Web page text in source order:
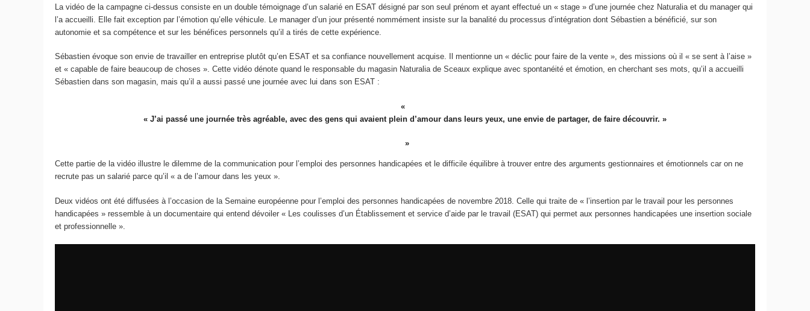
La vidéo de la campagne ci-dessus consiste en un double témoignage d’un salarié en ESAT désigné par son seul prénom et ayant effectué un « stage » d’une journée chez Naturalia et du manager qui
l’a accueilli. Elle fait exception par l’émotion qu’elle véhicule. Le manager d’un jour présenté nommément insiste sur la banalité du processus d’intégration dont Sébastien a bénéficié, sur son
autonomie et sa compétence et sur les bénéfices personnels qu’il a tirés de cette expérience.
Sébastien évoque son envie de travailler en entreprise plutôt qu’en ESAT et sa confiance nouvellement acquise. Il mentionne un « déclic pour faire de la vente », des missions où il « se sent à l’aise »
et « capable de faire beaucoup de choses ». Cette vidéo dénote quand le responsable du magasin Naturalia de Sceaux explique avec spontanéité et émotion, en cherchant ses mots, qu’il a accueilli
Sébastien dans son magasin, mais qu’il a aussi passé une journée avec lui dans son ESAT :
« J’ai passé une journée très agréable, avec des gens qui avaient plein d’amour dans leurs yeux, une envie de partager, de faire découvrir. »
Cette partie de la vidéo illustre le dilemme de la communication pour l’emploi des personnes handicapées et le difficile équilibre à trouver entre des arguments gestionnaires et émotionnels car on ne
recrute pas un salarié parce qu’il « a de l’amour dans les yeux ».
Deux vidéos ont été diffusées à l’occasion de la Semaine européenne pour l’emploi des personnes handicapées de novembre 2018. Celle qui traite de « l’insertion par le travail pour les personnes
handicapées » ressemble à un documentaire qui entend dévoiler « Les coulisses d’un Établissement et service d’aide par le travail (ESAT) qui permet aux personnes handicapées une insertion sociale
et professionnelle ».